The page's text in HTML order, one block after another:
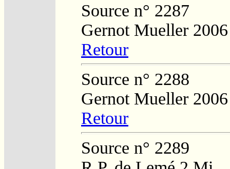
Source n° 2287
Gernot Mueller 2006
Retour
Source n° 2288
Gernot Mueller 2006
Retour
Source n° 2289